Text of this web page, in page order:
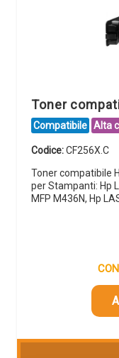
Toner
Compatibile Alta
Codice:CF256X.C
Toner compatibile
per Stampanti: Hp
MFP M436N, Hp